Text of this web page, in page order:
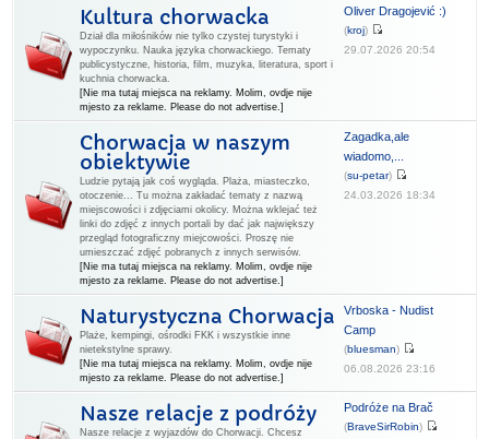
Kultura chorwacka
Dział dla miłośników nie tylko czystej turystyki i
wypoczynku. Nauka języka chorwackiego. Tematy
publicystyczne, historia, film, muzyka, literatura, sport i
kuchnia chorwacka.
[Nie ma tutaj miejsca na reklamy. Molim, ovdje nije
mjesto za reklame. Please do not advertise.]
Oliver Dragojević :)
(kroj)
29.07.2026 20:54
Chorwacja w naszym
obiektywie
Ludzie pytają jak coś wygląda. Plaża, miasteczko,
otoczenie... Tu można zakładać tematy z nazwą
miejscowości i zdjęciami okolicy. Można wklejać też
linki do zdjęć z innych portali by dać jak największy
przegląd fotograficzny miejcowości. Proszę nie
umieszczać zdjęć pobranych z innych serwisów.
[Nie ma tutaj miejsca na reklamy. Molim, ovdje nije
mjesto za reklame. Please do not advertise.]
Zagadka,ale
wiadomo,...
(su-petar)
24.03.2026 18:34
Naturystyczna Chorwacja
Plaże, kempingi, ośrodki FKK i wszystkie inne
nietekstylne sprawy.
[Nie ma tutaj miejsca na reklamy. Molim, ovdje nije
mjesto za reklame. Please do not advertise.]
Vrboska - Nudist
Camp
(bluesman)
06.08.2026 23:16
Nasze relacje z podróży
Nasze relacje z wyjazdów do Chorwacji. Chcesz
Podróże na Brač
(BraveSirRobin)